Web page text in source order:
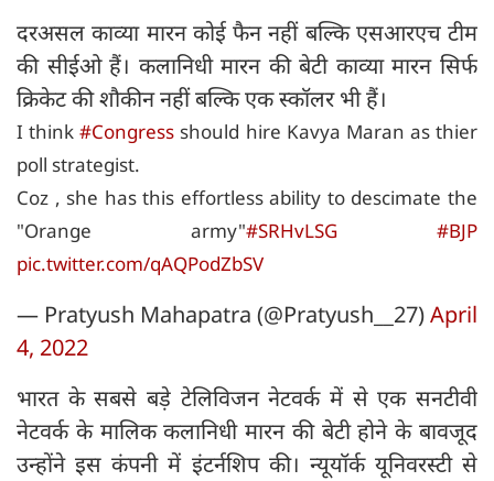
दरअसल काव्या मारन कोई फैन नहीं बल्कि एसआरएच टीम
की सीईओ हैं। कलानिधी मारन की बेटी काव्या मारन सिर्फ
क्रिकेट की शौकीन नहीं बल्कि एक स्कॉलर भी हैं।
I think#Congress should hire Kavya Maran as thier
poll strategist.
Coz , she has this effortless ability to descimate the
"Orange army"#SRHvLSG
#BJP
pic.twitter.com/qAQPodZbSV
— Pratyush Mahapatra (@Pratyush__27)April
4, 2022
भारत के सबसे बड़े टेलिविजन नेटवर्क में से एक सनटीवी
नेटवर्क के मालिक कलानिधी मारन की बेटी होने के बावजूद
उन्होंने इस कंपनी में इंटर्नशिप की। न्यूयॉर्क यूनिवरस्टी से